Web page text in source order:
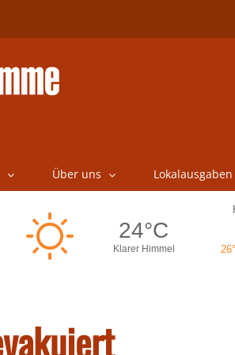
Über uns Lokalausgaben